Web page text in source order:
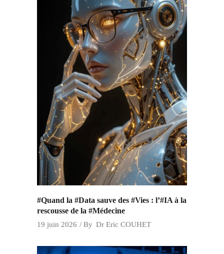
#Quand la #Data sauve des #Vies : l’#IA à la
rescousse de la #Médecine
19 juin 2026 By Dr Eric COUHET